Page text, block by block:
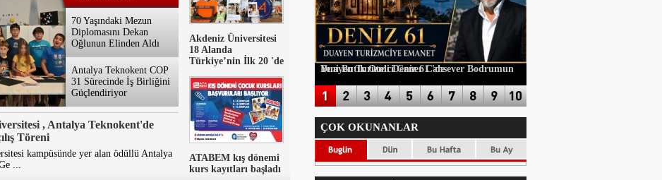
70 Yaşındaki Mezun
Diplomasını Dekan
Oğlunun Elinden Aldı
Antalya Teknokent COP
31 Sürecinde İş Birliğini
Güçlendiriyor
, Antalya Teknokent'de
Töreni
kampüsünde yer alan ödüllü Antalya
...
Akdeniz Üniversitesi
18 Alanda
Türkiye’nin İlk 20 'de
ATABEM kış dönemi
kurs kayıtları başladı
Duayen Turizmci Caner Cansever Bodrumun Yeni Butik Oteli Deniz 61 'de
ÇOK OKUNANLAR